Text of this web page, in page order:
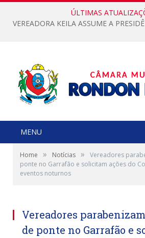
ÚLTIMAS
MENU
Home » Notícias »
Vereadores
ponte no Garrafão e solicitam ações do
eventos noturnos
Vereadores
de ponte no Garrafão e